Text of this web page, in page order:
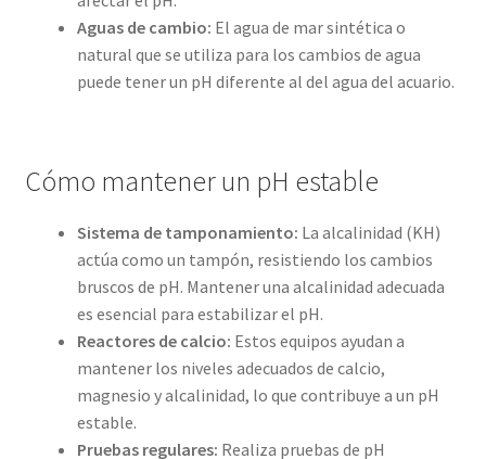
Aguas de cambio: El agua de mar sintética o
natural que se utiliza para los cambios de agua
puede tener un pH diferente al del agua del acuario.
Cómo mantener un pH estable
Sistema de tamponamiento: La alcalinidad (KH)
actúa como un tampón, resistiendo los cambios
bruscos de pH. Mantener una alcalinidad adecuada
es esencial para estabilizar el pH.
Reactores de calcio: Estos equipos ayudan a
mantener los niveles adecuados de calcio,
magnesio y alcalinidad, lo que contribuye a un pH
estable.
Pruebas regulares: Realiza pruebas de pH